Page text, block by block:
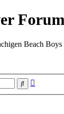
Beach
Suche